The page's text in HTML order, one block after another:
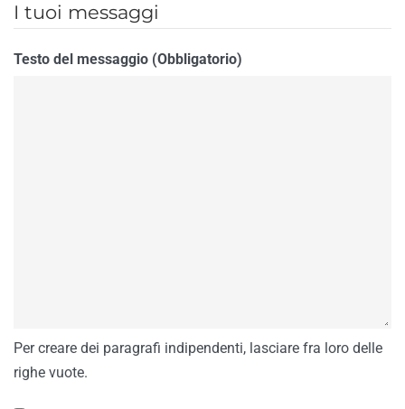
I tuoi messaggi
Testo del messaggio (Obbligatorio)
Per creare dei paragrafi indipendenti, lasciare fra loro delle
righe vuote.